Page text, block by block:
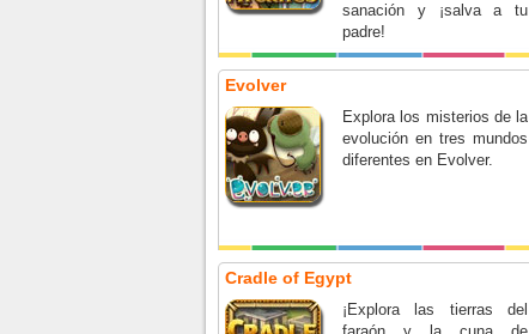
sanación y ¡salva a tu
padre!
Evolver
Explora los misterios de la
evolución en tres mundos
diferentes en Evolver.
Cradle of Egypt
¡Explora las tierras del